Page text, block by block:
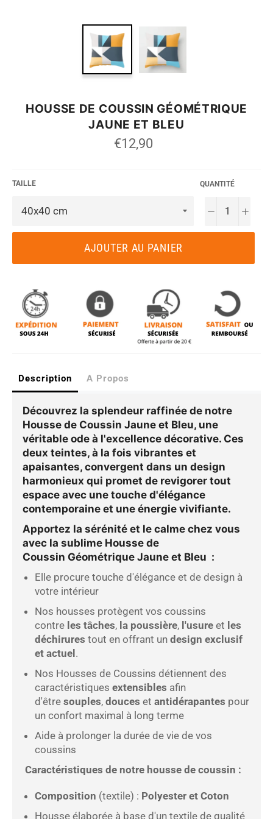
HOUSSE DE COUSSIN GÉOMÉTRIQUE
JAUNE ET BLEU
Prix
régulier
€12,90
TAILLE QUANTITÉ
− +
AJOUTER AU PANIER
Description A Propos
Découvrez la splendeur raffinée de notre
Housse de Coussin Jaune et Bleu, une
véritable ode à l'excellence décorative. Ces
deux teintes, à la fois vibrantes et
apaisantes, convergent dans un design
harmonieux qui promet de revigorer tout
espace avec une touche d'élégance
contemporaine et une énergie vivifiante.
Apportez la sérénité et le calme chez vous
avec la sublime Housse de
Coussin Géométrique Jaune et Bleu :
Elle procure touche d'élégance et de design à
votre intérieur
Nos housses protègent vos coussins
contre les tâches, la poussière, l'usure et les
déchirures tout en offrant un design exclusif
et actuel.
Nos Housses de Coussins détiennent des
caractéristiques extensibles afin
d'être souples, douces et antidérapantes pour
un confort maximal à long terme
Aide à prolonger la durée de vie de vos
coussins
Caractéristiques de notre housse de coussin :
Composition (textile) : Polyester et Coton
Housse élaborée à base d'un textile de qualité